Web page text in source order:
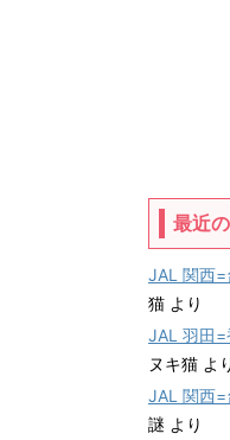
最近
JAL 関西
猫 より
JAL 羽田
ヌキ猫 よ
JAL 関西
謎 より